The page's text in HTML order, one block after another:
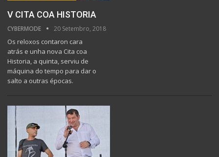
V CITA COA HISTORIA
CYBERMODE 20 Setembro, 2018
Os reloxos contaron cara
atrás e unha nova Cita coa
Historia, a quinta, serviu de
máquina do tempo para dar o
salto a outras épocas.